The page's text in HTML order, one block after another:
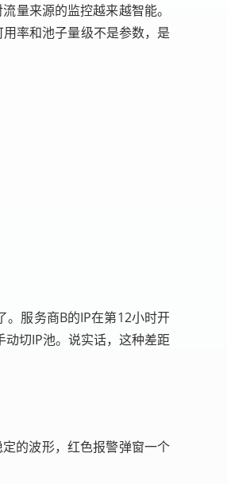
量来源的监控越来越智能。
率和池子量级不是参数，是
。服务商B的IP在第12小时开
切IP池。说实话，这种差距
的波形，红色报警弹窗一个